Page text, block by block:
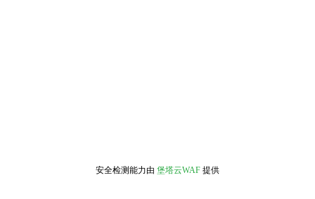
安全检测能力由 堡塔云WAF 提供